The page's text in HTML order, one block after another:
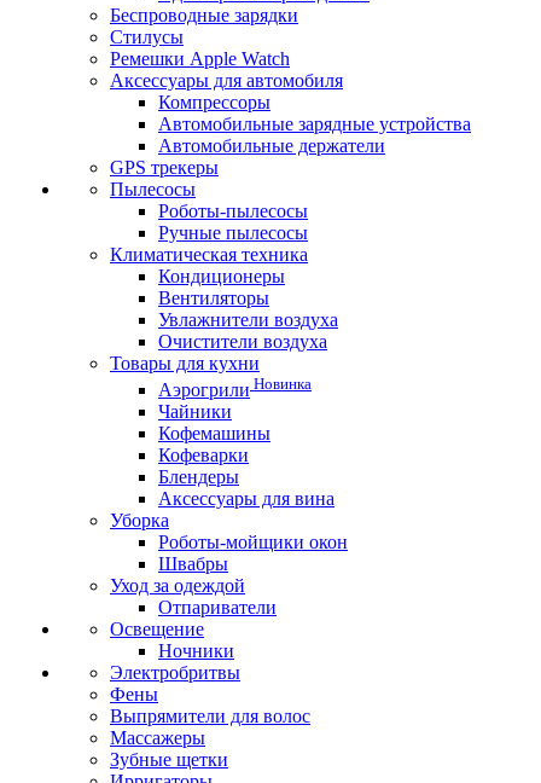
Беспроводные зарядки
Стилусы
Ремешки Apple Watch
Аксессуары для автомобиля
Компрессоры
Автомобильные зарядные устройства
Автомобильные держатели
GPS трекеры
Пылесосы
Роботы-пылесосы
Ручные пылесосы
Климатическая техника
Кондиционеры
Вентиляторы
Увлажнители воздуха
Очистители воздуха
Товары для кухни
Аэрогрили Новинка
Чайники
Кофемашины
Кофеварки
Блендеры
Аксессуары для вина
Уборка
Роботы-мойщики окон
Швабры
Уход за одеждой
Отпариватели
Освещение
Ночники
Электробритвы
Фены
Выпрямители для волос
Массажеры
Зубные щетки